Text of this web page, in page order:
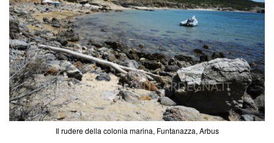
Il rudere della colonia marina, Funtanazza, Arbus